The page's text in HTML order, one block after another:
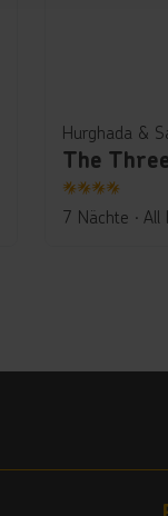
Hurghada &
4
7 Nächte ∙ All